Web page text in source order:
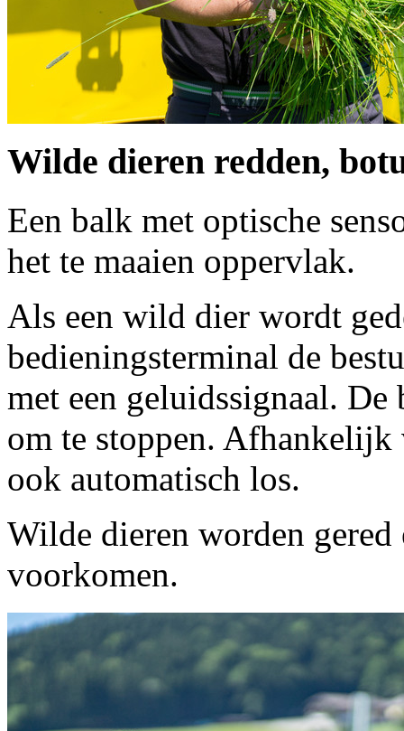
Wilde dieren redden,
Een balk met optische
het te maaien oppervlak.
Als een wild dier wordt
bedieningsterminal de
met een geluidssignaal.
om te stoppen. Afhankelijk
ook automatisch los.
Wilde dieren worden
voorkomen.